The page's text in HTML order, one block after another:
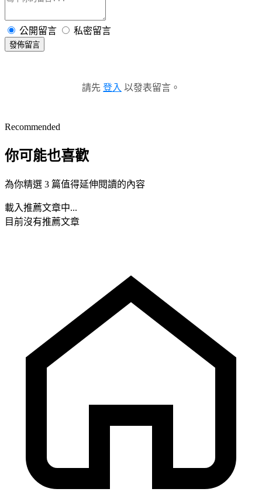
公開留言 私密留言
發佈留言
請先 登入 以發表留言。
Recommended
你可能也喜歡
為你精選 3 篇值得延伸閱讀的內容
載入推薦文章中...
目前沒有推薦文章